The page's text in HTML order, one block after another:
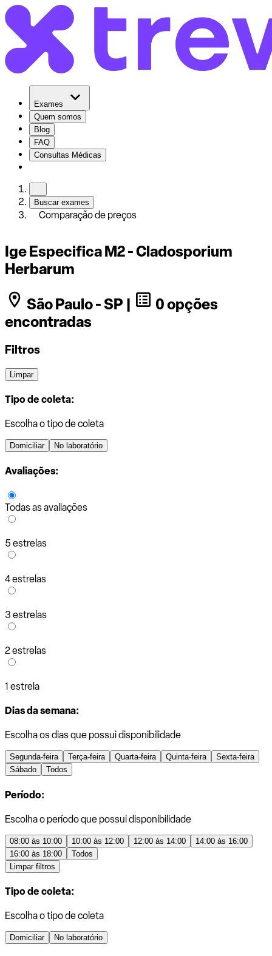
Exames
Quem somos
Blog
FAQ
Consultas Médicas
Buscar exames
Comparação de preços
Ige Especifica M2 - Cladosporium
Herbarum
São Paulo - SP |
0 opções
encontradas
Filtros
Limpar
Tipo de coleta:
Escolha o tipo de coleta
Domiciliar No laboratório
Avaliações:
Todas as avaliações
5 estrelas
4 estrelas
3 estrelas
2 estrelas
1 estrela
Dias da semana:
Escolha os dias que possui disponibilidade
Segunda-feira Terça-feira Quarta-feira Quinta-feira
Sexta-feira
Sábado
Todos
Período:
Escolha o período que possui disponibilidade
08:00 às 10:00 10:00 às 12:00 12:00 às 14:00
14:00 às 16:00
16:00 às 18:00
Todos
Limpar filtros
Tipo de coleta:
Escolha o tipo de coleta
Domiciliar No laboratório